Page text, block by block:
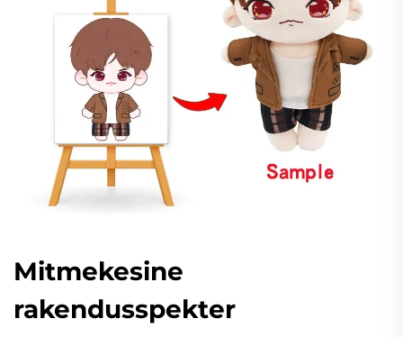
Mitmekesine
rakendusspekter